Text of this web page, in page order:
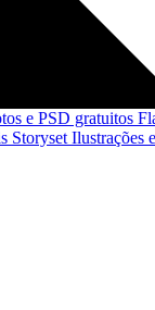
e PSD gratuitos
Storyset Ilustrações